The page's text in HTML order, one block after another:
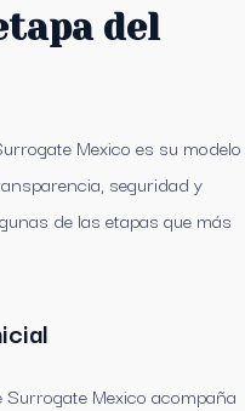
del
Mexico es su modelo
seguridad y
de las etapas que más
Mexico acompaña